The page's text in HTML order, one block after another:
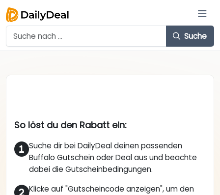
Suche
So löst du den Rabatt ein:
Suche dir bei DailyDeal deinen passenden
Buffalo Gutschein oder Deal aus und beachte
dabei die Gutscheinbedingungen.
Klicke auf "Gutscheincode anzeigen", um den